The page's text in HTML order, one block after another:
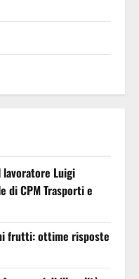
Luigi
di CPM Trasporti e
frutti: ottime risposte